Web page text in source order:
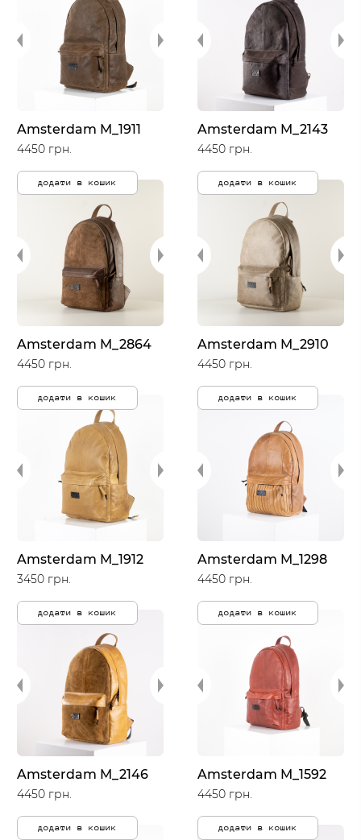
Amsterdam M_1911
4450 грн.
додати в кошик
Amsterdam M_2143
4450 грн.
додати в кошик
Amsterdam M_2864
4450 грн.
додати в кошик
Amsterdam M_2910
4450 грн.
додати в кошик
Amsterdam M_1912
3450 грн.
додати в кошик
Amsterdam M_1298
4450 грн.
додати в кошик
Amsterdam M_2146
4450 грн.
додати в кошик
Amsterdam M_1592
4450 грн.
додати в кошик